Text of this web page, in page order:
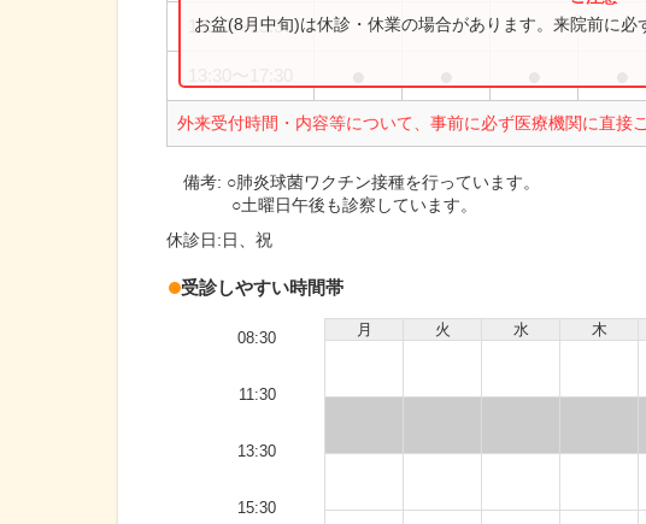
13:30〜15:30
外来受付時間・内容等について、事前に必ず医療機関に直接
お盆(8月中旬)は休診・休業の場合があります。来院前に必
備考: ○肺炎球菌ワクチン接種を行っています。
○土曜日午後も診察しています。
休診日:日、祝
受診しやすい時間帯
月 火 水 木
08:30
11:30
13:30
15:30